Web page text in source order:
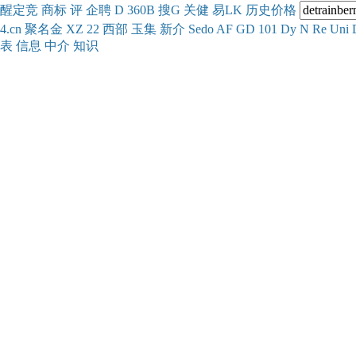
醒定竞 商标 评 企聘 D 360B 搜G 关健 易LK 历史价格
4.cn 聚名金 XZ 22 西部 玉集 新介 Sedo AF GD 101 Dy N Re Uni
表 信息 中介 知识